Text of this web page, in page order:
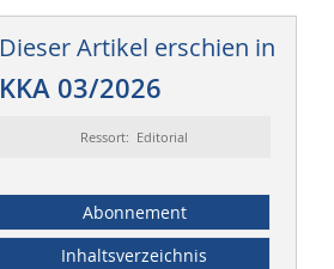
Dieser Artikel erschien in
KKA 03/2026
Ressort: Editorial
Abonnement
Inhaltsverzeichnis